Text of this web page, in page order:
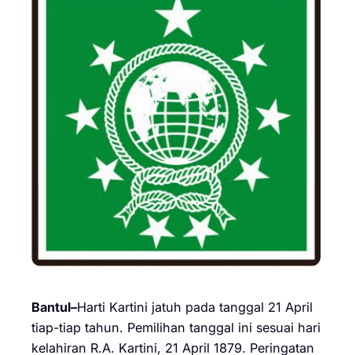
Bantul–Harti Kartini jatuh pada tanggal 21 April
tiap-tiap tahun. Pemilihan tanggal ini sesuai hari
kelahiran R.A. Kartini, 21 April 1879. Peringatan